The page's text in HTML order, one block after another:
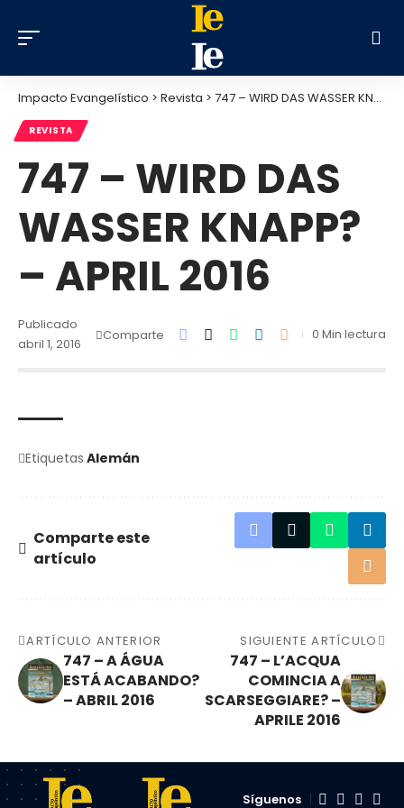
Impacto Evangelístico > Revista > 747 – WIRD DAS WASSER KNAPP? – APRIL 2016
REVISTA
747 – WIRD DAS
WASSER KNAPP?
– APRIL 2016
Publicado
abril 1, 2016
Comparte 0 Min lectura
Etiquetas Alemán
Comparte este
artículo
ARTÍCULO ANTERIOR
747 – A ÁGUA
ESTÁ ACABANDO?
– ABRIL 2016
SIGUIENTE ARTÍCULO
747 – L’ACQUA
COMINCIA A
SCARSEGGIARE? –
APRILE 2016
Síguenos